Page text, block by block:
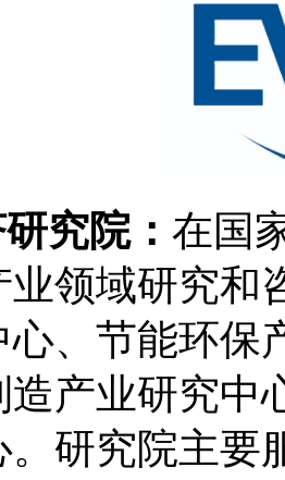
究院： 在国
业领域研究和
心、节能环保
造产业研究中
。研究院主要